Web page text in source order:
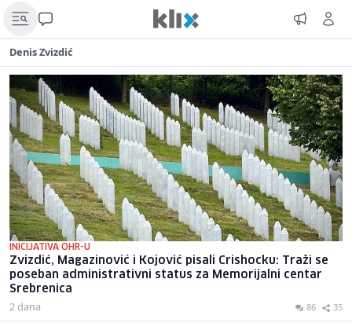
Denis Zvizdić
INICIJATIVA OHR-U
Zvizdić, Magazinović i Kojović pisali Crishocku: Traži se
poseban administrativni status za Memorijalni centar
Srebrenica
2 dana 86 35